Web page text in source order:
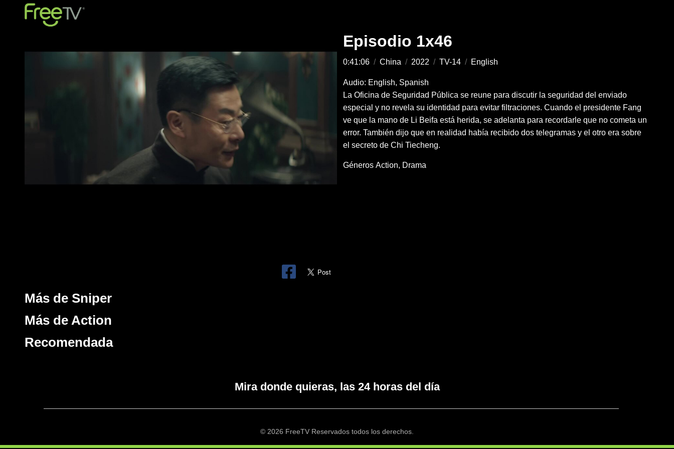
Episodio 1x46
0:41:06 / China / 2022 / TV-14 / English
Audio: English, Spanish
La Oficina de Seguridad Pública se reune para discutir la seguridad del enviado
especial y no revela su identidad para evitar filtraciones. Cuando el presidente Fang
ve que la mano de Li Beifa está herida, se adelanta para recordarle que no cometa un
error. También dijo que en realidad había recibido dos telegramas y el otro era sobre
el secreto de Chi Tiecheng.
Géneros Action Drama
Más de Sniper
Más de Action
Recomendada
Mira donde quieras, las 24 horas del día
© 2026 FreeTV Reservados todos los derechos.